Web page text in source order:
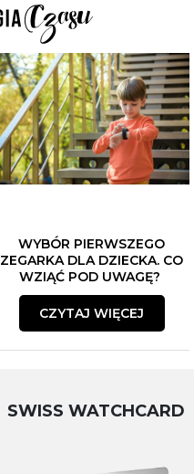
WYBÓR PIERWSZEGO
ZEGARKA DLA DZIECKA. CO
WZIĄĆ POD UWAGĘ?
CZYTAJ WIĘCEJ
SWISS WATCHCARD